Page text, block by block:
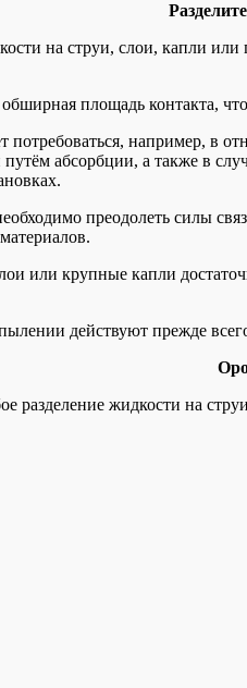
на струи, слои, капли или
площадь контакта,
например, в
абсорбции, а также в
преодолеть силы
или крупные капли
действуют прежде
разделение жидкости на